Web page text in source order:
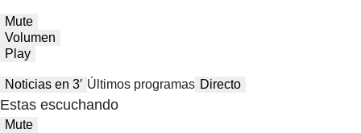
Mute
Volumen
Play
Noticias en 3′ Últimos programas Directo
Estas escuchando
Mute